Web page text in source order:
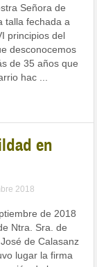
Señora de
talla fechada a
principios del
desconocemos
de 35 años que
hac ...
en
2018
de 2018
Ntra. Sra. de
de Calasanz
lugar la firma